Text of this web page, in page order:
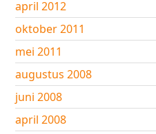
april 2012
oktober 2011
mei 2011
augustus 2008
juni 2008
april 2008